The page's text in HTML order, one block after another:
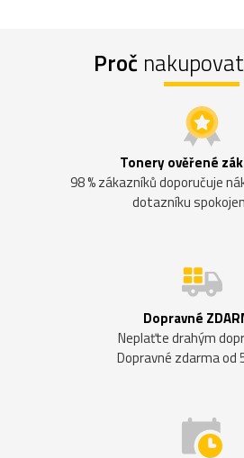
Proč
Tonery ověřené
98 % zákazníků doporučuje
dotazníku
Dopravné
Neplaťte drahým
Dopravné zdarma od